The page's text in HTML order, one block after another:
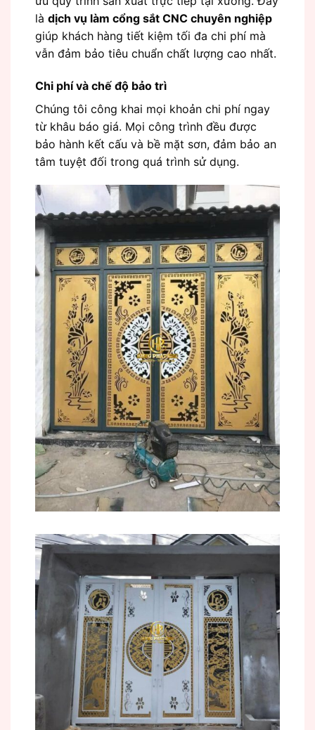
là dịch vụ làm cổng sắt CNC chuyên nghiệp
giúp khách hàng tiết kiệm tối đa chi phí mà
vẫn đảm bảo tiêu chuẩn chất lượng cao nhất.
Chi phí và chế độ bảo trì
Chúng tôi công khai mọi khoản chi phí ngay
từ khâu báo giá. Mọi công trình đều được
bảo hành kết cấu và bề mặt sơn, đảm bảo an
tâm tuyệt đối trong quá trình sử dụng.